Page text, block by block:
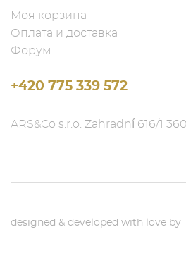
Моя корзина
Оплата и доставка
Форум
+420 775 339 572
ARS&Co s.r.o. Zahradní 616/1
designed & developed with love by